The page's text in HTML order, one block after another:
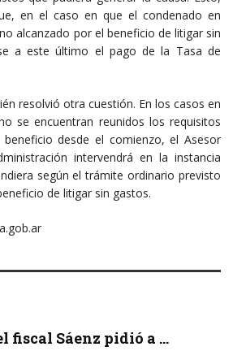
en el caso en que el condenado en
alcanzado por el beneficio de litigar sin
a este último el pago de la Tasa de
resolvió otra cuestión. En los casos en
se encuentran reunidos los requisitos
desde el comienzo, el Asesor
intervendrá en la instancia
según el trámite ordinario previsto
de litigar sin gastos.
fiscal Sáenz pidió a ...